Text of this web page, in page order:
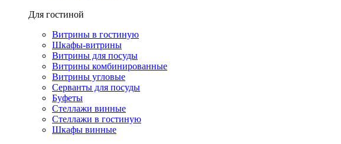
Для гостиной
Витрины в гостиную
Шкафы-витрины
Витрины для посуды
Витрины комбинированные
Витрины угловые
Серванты для посуды
Буфеты
Стеллажи винные
Стеллажи в гостиную
Шкафы винные